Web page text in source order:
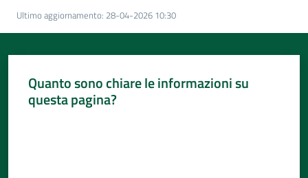
Per
Per
cittadini
Ultimo aggiornamento: 28-04-2026 10:30
Quanto sono chiare le informazioni su
questa pagina?